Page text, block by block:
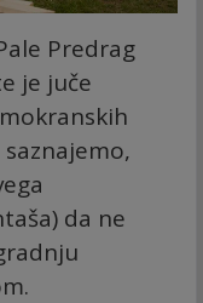
Predrag
je juče
saznajemo,
da ne